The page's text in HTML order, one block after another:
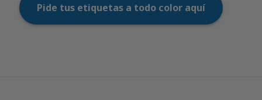
Pide tus etiquetas a todo color aquí